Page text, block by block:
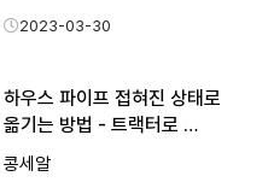
2023-03-30
하우스 파이프 접혀진 상태로
옮기는 방법 - 트랙터로 …
콩세알